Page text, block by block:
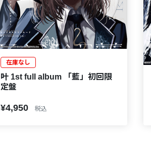
在庫なし
叶 1st full album 「藍」初回限
定盤
¥4,950 税込